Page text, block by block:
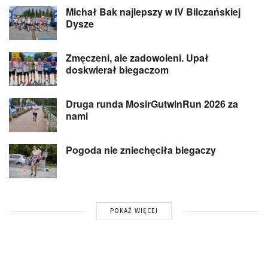
Michał Bak najlepszy w IV Bilczańskiej
Dysze
Zmęczeni, ale zadowoleni. Upał
doskwierał biegaczom
Druga runda MosirGutwinRun 2026 za
nami
Pogoda nie zniechęciła biegaczy
POKAŻ WIĘCEJ